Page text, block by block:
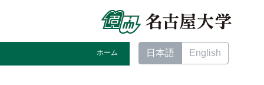
ホーム 日本語 English